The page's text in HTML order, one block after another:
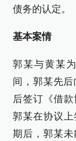
债务的认定。
基本案情
郭某与黄某
间，郭某先
后签订《借
郭某在协议
期后，郭某